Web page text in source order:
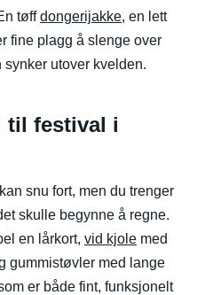
tøffdongerijakke, en lett
fine plagg å slenge over
utover kvelden.
til festival i
snu fort, men du trenger
skulle begynne å regne.
en lårkort, vid kjole med
gummistøvler med lange
er både fint, funksjonelt